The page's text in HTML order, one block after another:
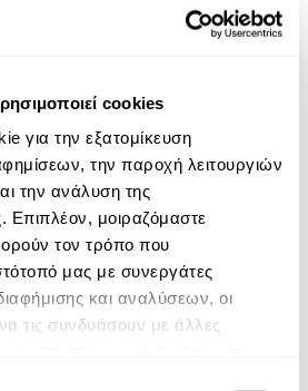
cookies
για την εξατομίκευση
την παροχή λειτουργιών
την ανάλυση της
Επιπλέον, μοιραζόμαστε
τον τρόπο που
μας με συνεργάτες
και αναλύσεων, οι
τις συνδυάσουν με άλλες